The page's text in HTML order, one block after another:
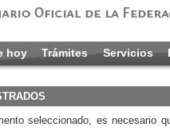
hoy Trámites Servicios
seleccionado, es necesario